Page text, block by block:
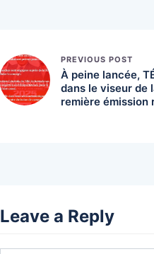
PREVIOUS POST
À peine lancée,
dans le viseur de
remière émission
Leave a Reply